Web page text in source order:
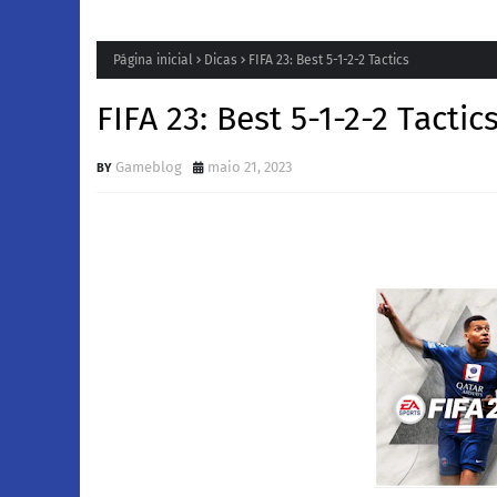
Página inicial Dicas FIFA 23: Best 5-1-2-2 Tactics
FIFA 23: Best 5-1-2-2
Gameblog maio 21, 2023